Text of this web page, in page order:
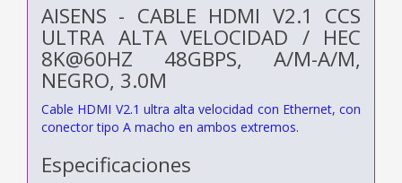
AISENS - CABLE HDMI V2.1 CCS
ULTRA ALTA VELOCIDAD / HEC
8K@60HZ 48GBPS, A/M-A/M,
NEGRO, 3.0M
Cable HDMI V2.1 ultra alta velocidad con Ethernet, con
conector tipo A macho en ambos extremos.
Especificaciones